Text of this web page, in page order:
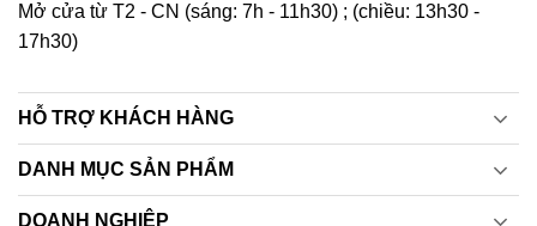
Mở cửa từ T2 - CN (sáng: 7h - 11h30) ; (chiều: 13h30 -
17h30)
HỖ TRỢ KHÁCH HÀNG
DANH MỤC SẢN PHẨM
DOANH NGHIỆP